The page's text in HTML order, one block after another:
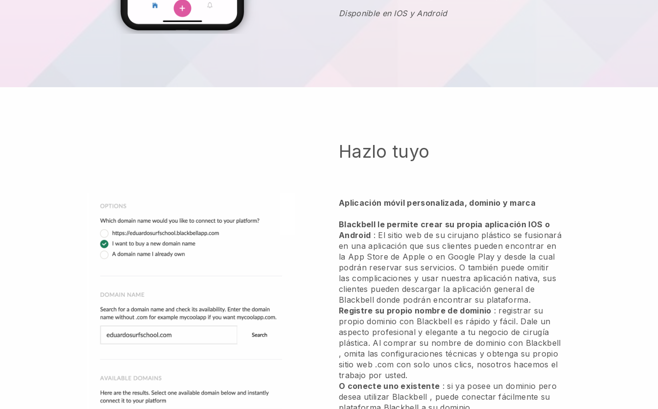
Disponible en IOS y Android
Hazlo tuyo
Aplicación móvil personalizada, dominio y marca
Blackbell le permite crear su propia aplicación IOS o
Android : El sitio web de su cirujano plástico se fusionará
en una aplicación que sus clientes pueden encontrar en
la App Store de Apple o en Google Play y desde la cual
podrán reservar sus servicios. O también puede omitir
las complicaciones y usar nuestra aplicación nativa, sus
clientes pueden descargar la aplicación general de
Blackbell donde podrán encontrar su plataforma.
Registre su propio nombre de dominio : registrar su
propio dominio con Blackbell es rápido y fácil. Dale un
aspecto profesional y elegante a tu negocio de cirugía
plástica. Al comprar su nombre de dominio con Blackbell
, omita las configuraciones técnicas y obtenga su propio
sitio web .com con solo unos clics, nosotros hacemos el
trabajo por usted.
O conecte uno existente : si ya posee un dominio pero
desea utilizar Blackbell , puede conectar fácilmente su